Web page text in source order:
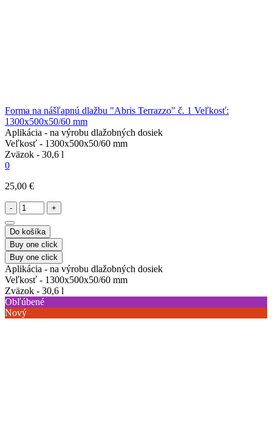
Forma na nášľapnú dlažbu "Abris Terrazzo" č. 1 Veľkosť:
1300x500x50/60 mm
Aplikácia - na výrobu dlažobných dosiek
Veľkosť - 1300x500x50/60 mm
Zväzok - 30,6 l
0
25,00 €
- +
Do košíka
Buy one click
Buy one click
Aplikácia - na výrobu dlažobných dosiek
Veľkosť - 1300x500x50/60 mm
Zväzok - 30,6 l
Obľúbené
Nový